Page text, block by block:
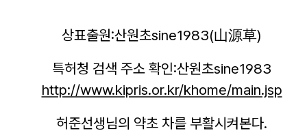
상표출원:산원초sine1983(山源草)
특허청 검색 주소 확인:산원초sine1983
http://www.kipris.or.kr/khome/main.jsp
허준선생님의 약초 차를 부활시켜본다.